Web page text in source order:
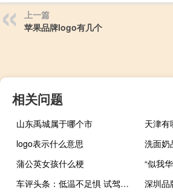
上一篇
苹果品牌logo有几个
相关问题
山东禹城属于哪个市
天津有
logo表示什么意思
洗面奶
蒲公英女孩什么梗
“似我
车评头条：低温不足惧 试驾WEY VV7/VV7 GT PHEV
深圳品